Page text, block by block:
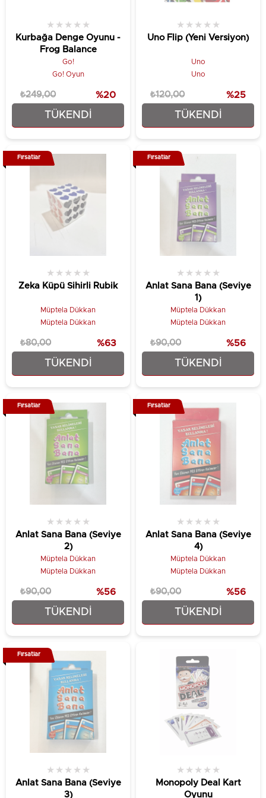
TÜKENDI
Kurbağa Denge Oyunu -
Frog Balance
★ ★ ★ ★ ★
Go!
Go! Oyun
₺199,00
₺249,00 %20
TÜKENDI
Uno Flip (Yeni Versiyon)
★ ★ ★ ★ ★
Uno
Uno
₺89,90
₺120,00 %25
TÜKENDI
Zeka Küpü Sihirli Rubik
★ ★ ★ ★ ★
Müptela Dükkan
Müptela Dükkan
₺29,90
₺80,00 %63
Fırsatlar
TÜKENDI
Anlat Sana Bana (Seviye
1)
★ ★ ★ ★ ★
Müptela Dükkan
Müptela Dükkan
₺39,90
₺90,00 %56
Fırsatlar
TÜKENDI
Anlat Sana Bana (Seviye
2)
★ ★ ★ ★ ★
Müptela Dükkan
Müptela Dükkan
₺39,90
₺90,00 %56
Fırsatlar
TÜKENDI
Anlat Sana Bana (Seviye
4)
★ ★ ★ ★ ★
Müptela Dükkan
Müptela Dükkan
₺39,90
₺90,00 %56
Fırsatlar
Anlat Sana Bana (Seviye
3)
★ ★ ★ ★ ★
Fırsatlar
Monopoly Deal Kart
Oyunu
★ ★ ★ ★ ★